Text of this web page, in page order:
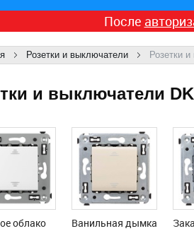
После
Розетки и выключатели Розетки
и выключатели
облако Ванильная дымка